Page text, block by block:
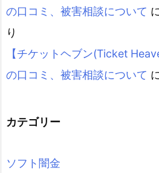
の口コミ、被害相談について
り
【チケットヘブン(Ticket
の口コミ、被害相談について
カテゴリー
ソフト闇金